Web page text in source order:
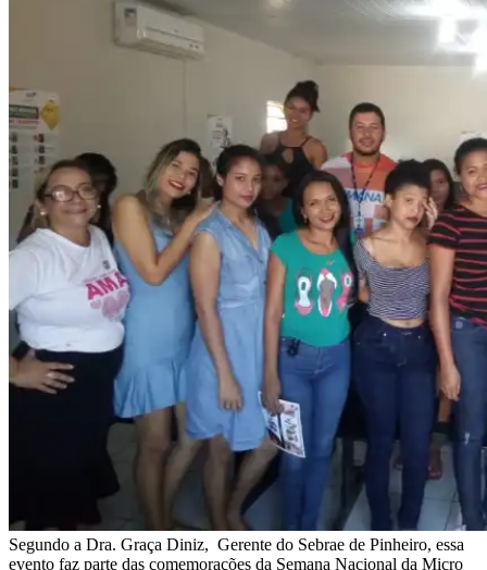
Segundo a Dra. Graça Diniz, Gerente do Sebrae de Pinheiro, essa
evento faz parte das comemorações da Semana Nacional da Micro